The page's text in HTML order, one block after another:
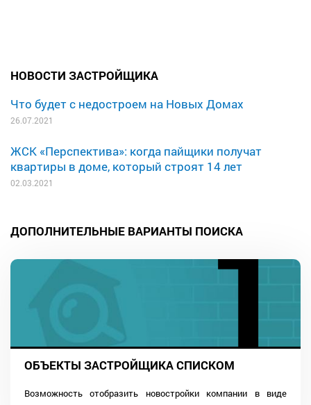
НОВОСТИ ЗАСТРОЙЩИКА
Что будет с недостроем на Новых Домах
26.07.2021
ЖСК «Перспектива»: когда пайщики получат
квартиры в доме, который строят 14 лет
02.03.2021
ДОПОЛНИТЕЛЬНЫЕ ВАРИАНТЫ ПОИСКА
ОБЪЕКТЫ ЗАСТРОЙЩИКА СПИСКОМ
Возможность отобразить новостройки компании в виде